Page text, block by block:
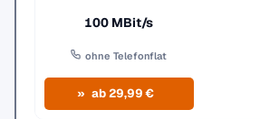
100 MBit/s
ohne Telefonflat
ab 29,99 €